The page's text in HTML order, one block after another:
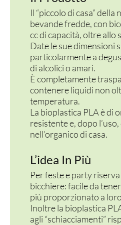
Il “piccolo di casa”
bevande fredde, con
cc di capacità, oltre allo
Date le sue dimensioni
particolarmente a
di alcolici o amari.
È completamente
contenere liquidi non
temperatura.
La bioplastica PLA è di
resistente e, dopo
nell’organico di casa.
L’idea In Più
Per feste e party
bicchiere: facile da
più proporzionato a
Inoltre la bioplastica
agli “schiacciamenti”